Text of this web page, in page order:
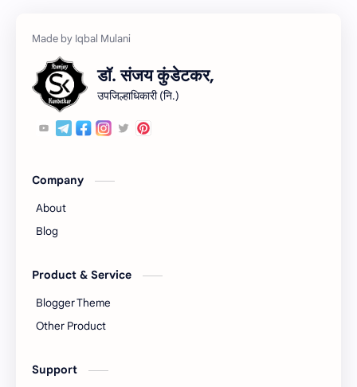
डॉ. संजय कुंडेटकर,
उपजिल्हाधिकारी (नि.)
Company
About
Blog
Product & Service
Blogger Theme
Other Product
Support